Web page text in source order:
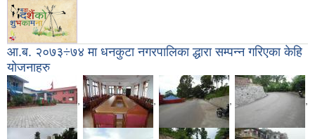
आ.ब. २०७३÷७४ मा धनकुटा नगरपालिका द्धारा सम्पन्न गरिएका केहि
योजनाहरु
, , , ,